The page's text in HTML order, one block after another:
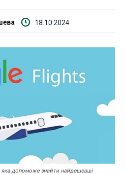
18.10.2024
яка допоможе знайти найдешевші